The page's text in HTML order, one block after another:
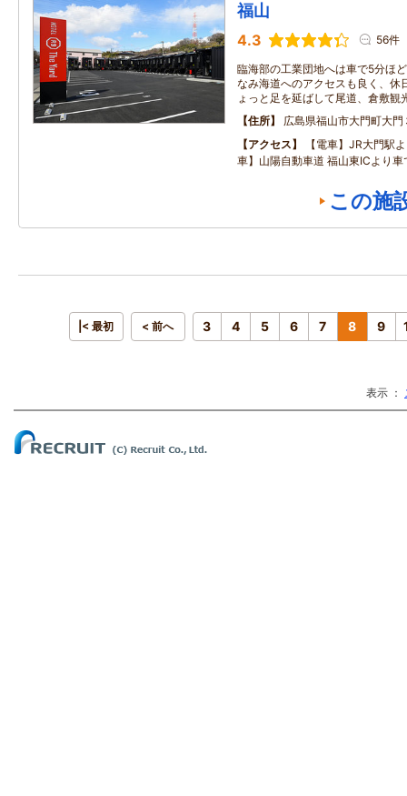
福山
4.3 56件
臨海部の工業団地へは車で5分ほ
なみ海道へのアクセスも良く、休
ょっと足を延ばして尾道、倉敷観
住所
広島県福山市大門町大門
アクセス
【電車】JR大門駅
車】山陽自動車道 福山東ICより車
この施
|< 最初 < 前へ 3 4 5 6 7 8 9
表示 ：